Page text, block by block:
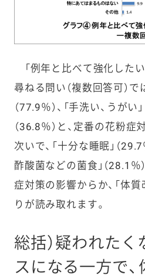
「例年と比べて強化した
尋ねる問い（複数回答可）で
（77.9％）、「手洗い、うがい
（36.8％）と、定番の花粉症
次いで、「十分な睡眠」（29.7
酢酸菌などの菌食」（28.1％
症対策の影響からか、「体
りが読み取れます。
総括）疑われた
スになる一方で